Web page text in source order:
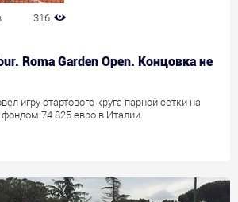
316
Roma Garden Open. Концовка не
игру стартового круга парной сетки на
74 825 евро в Италии.